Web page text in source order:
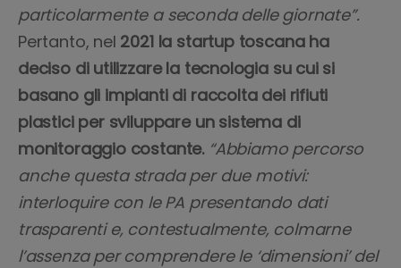
particolarmente a seconda delle giornate”.
Pertanto, nel 2021 la startup toscana ha
deciso di utilizzare la tecnologia su cui si
basano gli impianti di raccolta dei rifiuti
plastici per sviluppare un sistema di
monitoraggio costante. “Abbiamo percorso
anche questa strada per due motivi:
interloquire con le PA presentando dati
trasparenti e, contestualmente, colmarne
l’assenza per comprendere le ‘dimensioni’ del